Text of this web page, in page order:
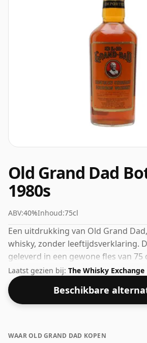
Old Grand Dad
1980s
ABV:40%Inhoud:75cl
Een uitdrukking van Old Grand
whisky, zonder leeftijdsverklaring.
geleverd in een gewone fles van 75
normale sterkte van 40%.
Laatst gezien bij: The Whisky Exchange
Beschikbare
WAAR OLD GRAND DAD KOPEN